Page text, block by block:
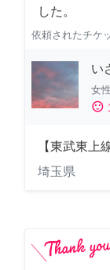
した。
依頼されたチケ
い
女性
sentiment_satisfied
【東武東
埼玉県